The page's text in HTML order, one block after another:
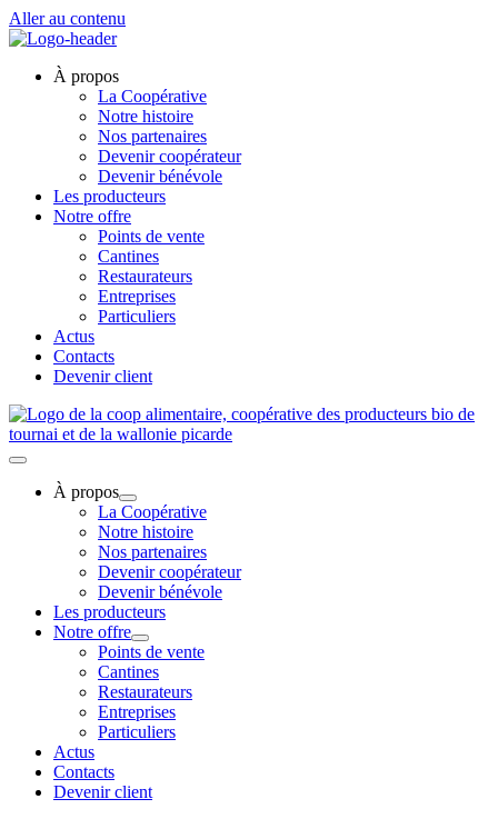
Aller au contenu
À propos
La Coopérative
Notre histoire
Nos partenaires
Devenir coopérateur
Devenir bénévole
Les producteurs
Notre offre
Points de vente
Cantines
Restaurateurs
Entreprises
Particuliers
Actus
Contacts
Devenir client
À propos
La Coopérative
Notre histoire
Nos partenaires
Devenir coopérateur
Devenir bénévole
Les producteurs
Notre offre
Points de vente
Cantines
Restaurateurs
Entreprises
Particuliers
Actus
Contacts
Devenir client